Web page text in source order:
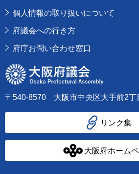
個人情報の取り扱いについて
府議会への行き方
府庁お問い合わせ窓口
大阪府議会
〒540-8570 大阪市中央区大手前2丁
リンク集
大阪府ホーム